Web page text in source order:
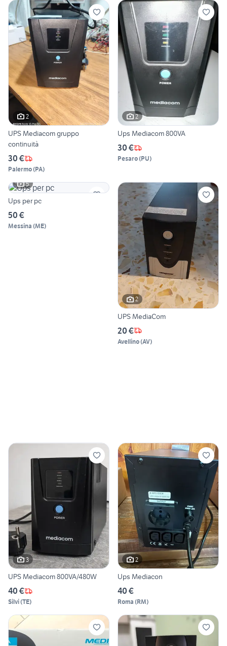
2
UPS Mediacom gruppo
continuità
30 €
Palermo(PA)
2
Ups Mediacom 800VA
30 €
Pesaro(PU)
5
Ups per pc
50 €
Messina (ME)
2
UPS MediaCom
20 €
Avellino(AV)
3
UPS Mediacom 800VA/480W
40 €
Silvi(TE)
2
Ups Mediacon
40 €
Roma (RM)